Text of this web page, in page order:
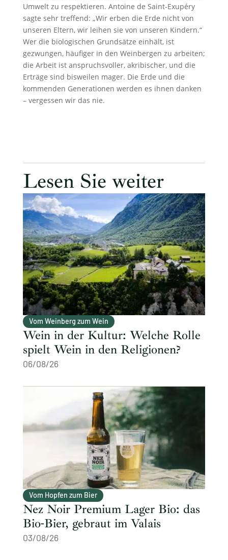
Umwelt zu respektieren. Antoine de Saint-Exupéry
sagte sehr treffend: „Wir erben die Erde nicht von
unseren Eltern, wir leihen sie von unseren Kindern.“
Wer die biologischen Grundsätze einhält, ist
gezwungen, häufiger in den Weinbergen zu arbeiten;
die Arbeit ist anspruchsvoller, akribischer, und die
Erträge sind bisweilen mager. Die Erde und die
kommenden Generationen werden es ihnen danken
– vergessen wir das nie.
Lesen Sie weiter
Vom Weinberg zum Wein
Wein in der Kultur: Welche Rolle
spielt Wein in den Religionen?
06/08/26
Vom Hopfen zum Bier
Nez Noir Premium Lager Bio: das
Bio-Bier, gebraut im Valais
03/08/26